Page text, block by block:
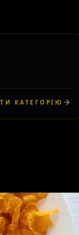
КАТЕГОРІЮ